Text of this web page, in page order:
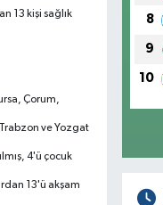
13 kişi sağlık
Çorum,
ve Yozgat
4'ü çocuk
13'ü akşam
8
9
10